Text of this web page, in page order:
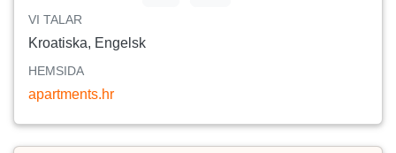
VI TALAR
Kroatiska, Engelsk
HEMSIDA
apartments.hr